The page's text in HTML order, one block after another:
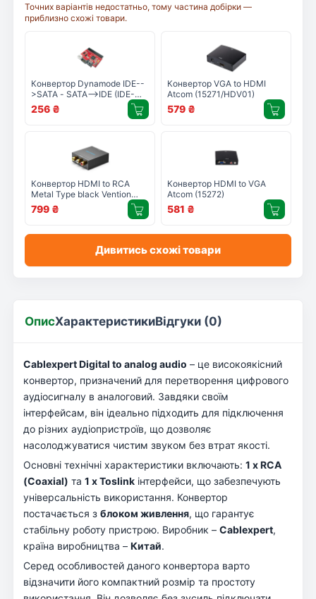
Точних варіантів недостатньо, тому частина добірки —
приблизно схожі товари.
Конвертор Dynamode IDE--
>SATA - SATA-->IDE (IDE-
SATA-SI)
256 ₴
Конвертор VGA to HDMI
Atcom (15271/HDV01)
579 ₴
Конвертор HDMI to RCA
Metal Type black Vention
(AEEB0)
799 ₴
Конвертор HDMI to VGA
Atcom (15272)
581 ₴
Дивитись схожі товари
ОписХарактеристикиВідгуки (0)
Cablexpert Digital to analog audio – це високоякісний
конвертор, призначений для перетворення цифрового
аудіосигналу в аналоговий. Завдяки своїм
інтерфейсам, він ідеально підходить для підключення
до різних аудіопристроїв, що дозволяє
насолоджуватися чистим звуком без втрат якості.
Основні технічні характеристики включають: 1 x RCA
(Coaxial) та 1 x Toslink інтерфейси, що забезпечують
універсальність використання. Конвертор
постачається з блоком живлення, що гарантує
стабільну роботу пристрою. Виробник – Cablexpert,
країна виробництва – Китай.
Серед особливостей даного конвертора варто
відзначити його компактний розмір та простоту